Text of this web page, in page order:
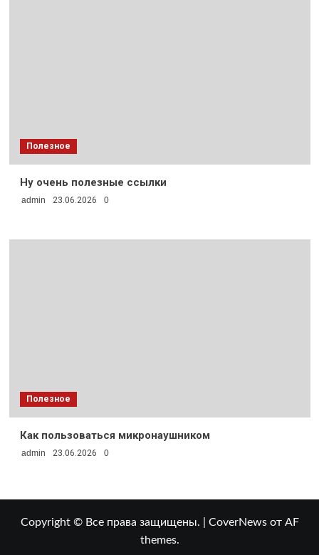
Полезное
Ну очень полезные ссылки
admin 23.06.2026 0
Полезное
Как пользоваться микронаушником
admin 23.06.2026 0
Copyright © Все права защищены. CoverNewsот AF
themes.